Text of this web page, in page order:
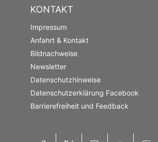
KONTAKT
Impressum
Anfahrt & Kontakt
Bildnachweise
Newsletter
Datenschutzhinweise
Datenschutzerklärung Facebook
Barrierefreiheit und Feedback
Facebook X Instagram